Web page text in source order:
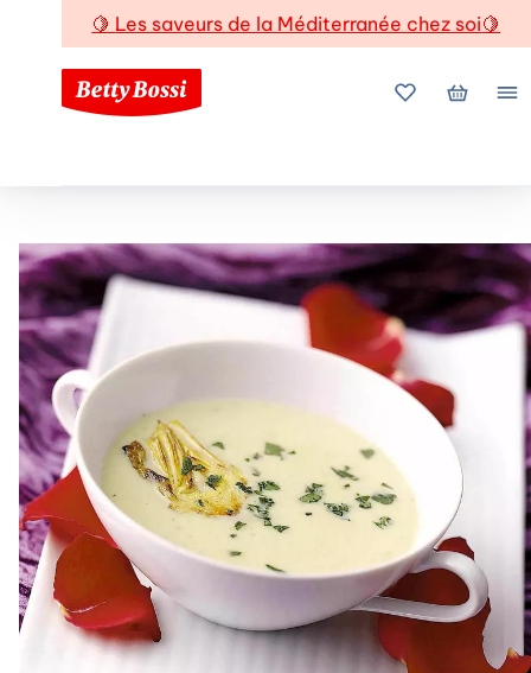
🍋 Les saveurs de la Méditerranée chez soi🍋
Mes favoris
Mon